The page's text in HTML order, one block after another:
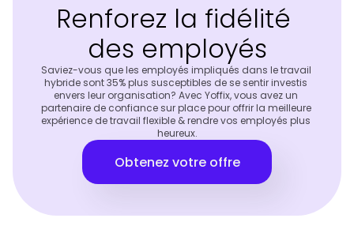
Renforez la fidélité
des employés
Saviez-vous que les employés impliqués dans le travail
hybride sont 35% plus susceptibles de se sentir investis
envers leur organisation? Avec Yoffix, vous avez un
partenaire de confiance sur place pour offrir la meilleure
expérience de travail flexible & rendre vos employés plus
heureux.
Obtenez votre offre